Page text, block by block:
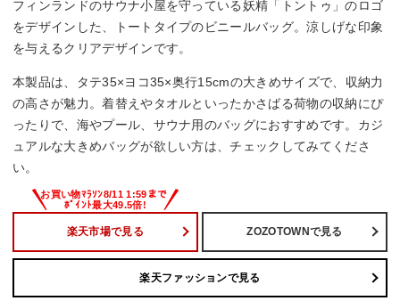
フィンランドのサウナ小屋を守っている妖精「トントゥ」のロゴ
をデザインした、トートタイプのビニールバッグ。涼しげな印象
を与えるクリアデザインです。
本製品は、タテ35×ヨコ35×奥行15cmの大きめサイズで、収納力
の高さが魅力。着替えやタオルといったかさばる荷物の収納にぴ
ったりで、海やプール、サウナ用のバッグにおすすめです。カジ
ュアルな大きめバッグが欲しい方は、チェックしてみてくださ
い。
楽天市場で見る ZOZOTOWNで見る
楽天ファッションで見る